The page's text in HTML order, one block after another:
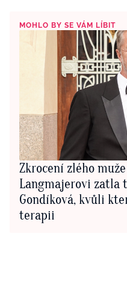
MOHLO BY SE VÁM LÍBIT
Zkrocení zlého
Langmajerovi zatla
Gondíková, kvůli
terapii